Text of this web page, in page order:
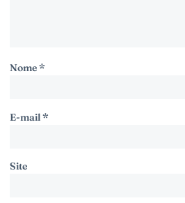
Nome*
E-mail*
Site